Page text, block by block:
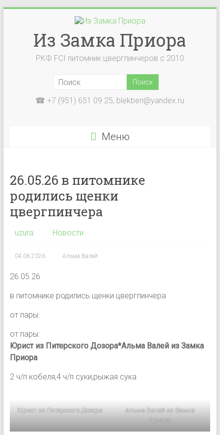
содержимомуИз Замка Приора
РКФ FCI питомник цвергпинчеров с 2010
☎ +7 (951) 651 09 25, blekberi@yandex.ru
Меню
26.05.26 в питомнике
родились щенки
цвергпинчера
uzura Новости
04.06.2026 Альма Валей
26.05.26
в питомнике родились щенки цвергпинчера
от пары:
от пары:
Юрист из Питерского Дозора*Альма Валей из Замка
Приора
2 ч/п кобеля,4 ч/п суки,рыжая сука
Юрист из Питерского Дозора
Альма Валей из Замка
Приора